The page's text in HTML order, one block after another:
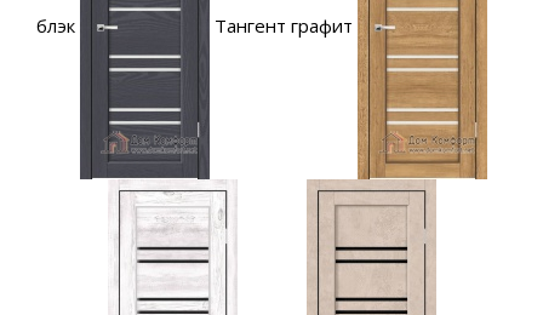
блэк Тангент графит